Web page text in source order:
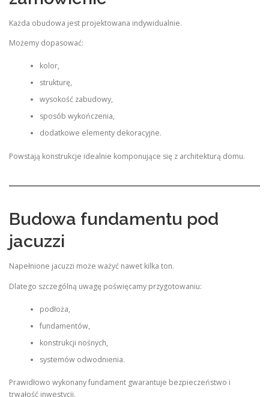
Każda obudowa jest projektowana indywidualnie.
Możemy dopasować:
kolor,
strukturę,
wysokość zabudowy,
sposób wykończenia,
dodatkowe elementy dekoracyjne.
Powstają konstrukcje idealnie komponujące się z architekturą domu.
Budowa fundamentu pod
jacuzzi
Napełnione jacuzzi może ważyć nawet kilka ton.
Dlatego szczególną uwagę poświęcamy przygotowaniu:
podłoża,
fundamentów,
konstrukcji nośnych,
systemów odwodnienia.
Prawidłowo wykonany fundament gwarantuje bezpieczeństwo i
trwałość inwestycji.